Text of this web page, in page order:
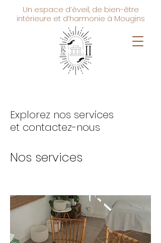
Un espace d’éveil, de bien-être
intérieure et d’harmonie à Mougins
Explorez nos services
et contactez-nous
Nos services